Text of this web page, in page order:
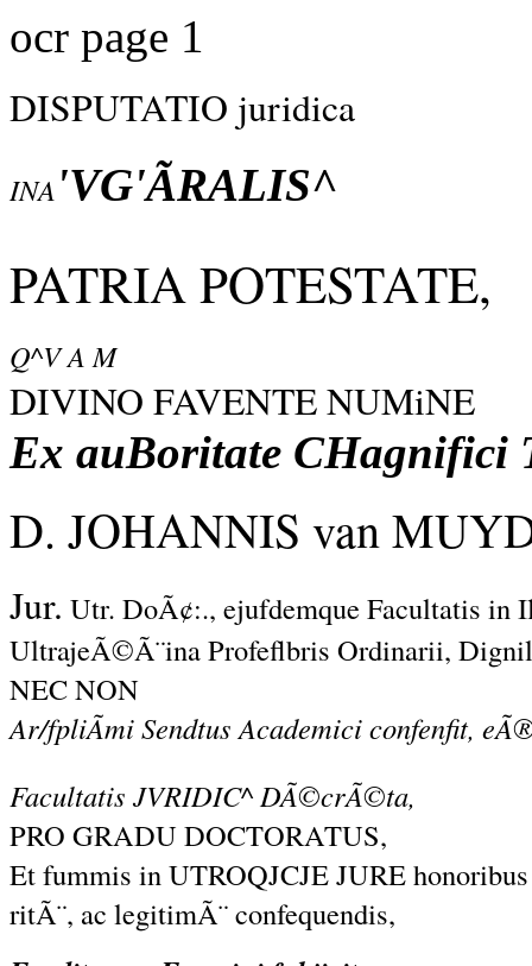
ocr page 1
DISPUTATIO juridica
INA'VG'ÃRALIS^
PATRIA POTESTATE,
Q^V A M
DIVINO FAVENTE NUMiNE
Ex auBoritate CHagnifici
D. JOHANNIS van
Jur. Utr. DoÃ¢:., ejufdemque Facultatis in
UltrajeÃ©Ã¨ina Profeflbris Ordinarii,
NEC NON
Ar/fpliÃmi Sendtus Academici confenfit,
Facultatis JVRIDIC^ DÃ©crÃ©ta,
PRO GRADU DOCTORATUS,
Et fummis in UTROQJCJE JURE
ritÃ¨, ac legitimÃ¨ confequendis,